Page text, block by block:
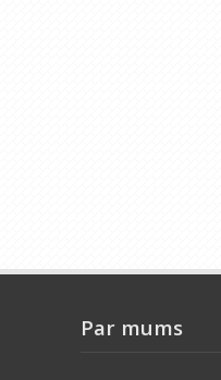
Par mums